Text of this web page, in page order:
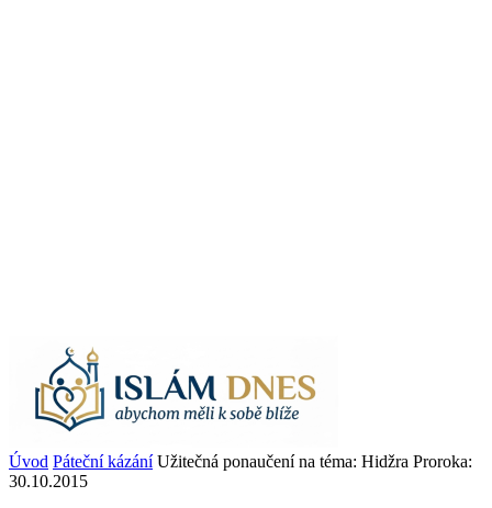
Úvod Páteční kázání Užitečná ponaučení na téma: Hidžra Proroka:
30.10.2015